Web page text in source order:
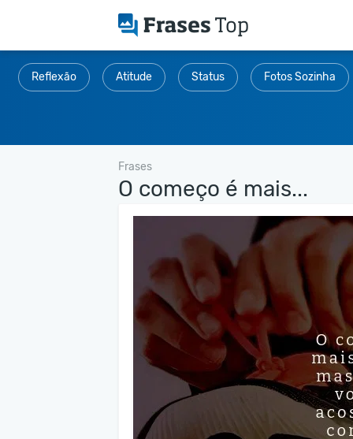
Reflexão Atitude Status Fotos Sozinha
Frases
O começo é mais...